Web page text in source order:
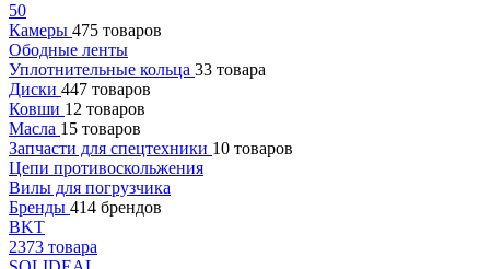
50
Камеры 475 товаров
Ободные ленты
Уплотнительные кольца 33 товара
Диски 447 товаров
Ковши 12 товаров
Масла 15 товаров
Запчасти для спецтехники 10 товаров
Цепи противоскольжения
Вилы для погрузчика
Бренды 414 брендов
BKT
2373 товара